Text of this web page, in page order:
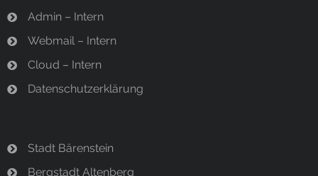
Admin – Intern
Webmail – Intern
Cloud – Intern
Datenschutzerklärung
Stadt Bärenstein
Bergstadt Altenberg